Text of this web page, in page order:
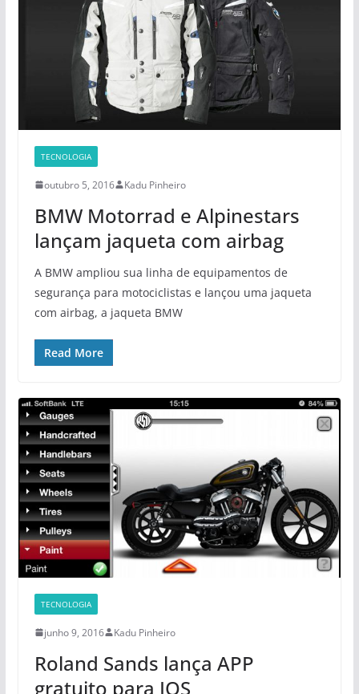
TECNOLOGIA
outubro 5, 2016 Kadu Pinheiro
BMW Motorrad e Alpinestars
lançam jaqueta com airbag
A BMW ampliou sua linha de equipamentos de
segurança para motociclistas e lançou uma jaqueta
com airbag, a jaqueta BMW
Read More
TECNOLOGIA
junho 9, 2016 Kadu Pinheiro
Roland Sands lança APP
gratuito para IOS